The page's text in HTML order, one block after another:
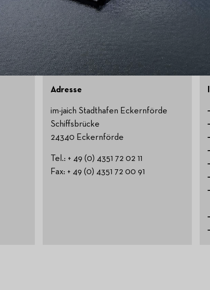
Adresse
im-jaich Stadthafen Eckernförde
Schiffsbrücke
24340 Eckernförde
Tel.: + 49 (0) 4351 72 02 11
Fax: + 49 (0) 4351 72 00 91